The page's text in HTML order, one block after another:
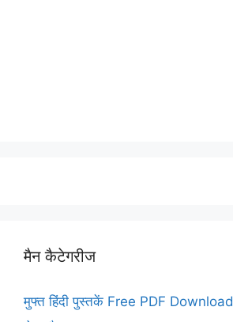
मैन कैटेगरीज
मुफ्त हिंदी पुस्तकें Free PDF Download